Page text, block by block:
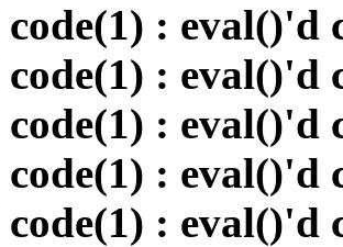
: eval()'d
: eval()'d
: eval()'d
: eval()'d
: eval()'d